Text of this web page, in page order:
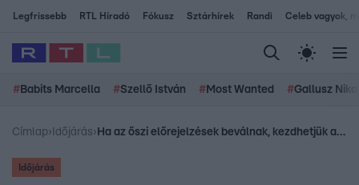
Legfrissebb RTL Híradó Fókusz Sztárhírek Randi Celeb vagyok,
# Babits Marcella #Szellő István # Most Wanted #Gallusz
Címlap› Időjárás› Ha az őszi előrejelzések beválnak, kezdhetjük az esőtáncot
Időjárás